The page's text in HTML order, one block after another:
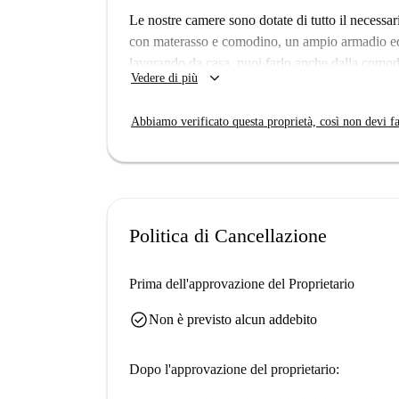
Ogni appartamento dispone di una cucina
pentole alla macchina da caffè, dalla
bagni con lavatrice e asciugatrice. Gli
Piano: 4° Piano
Le nostre camere sono dotate di tutto il
con materasso e comodino, un ampio armadio
lavorando da casa, puoi farlo anche dalla
lampada.
Vedere di più keyboard_arrow_down
Abbiamo verificato questa proprietà, così non devi
Politica di Cancellazione
Prima dell'approvazione del Proprietario
check_circleNon è previsto alcun addebito
Dopo l'approvazione del proprietario: